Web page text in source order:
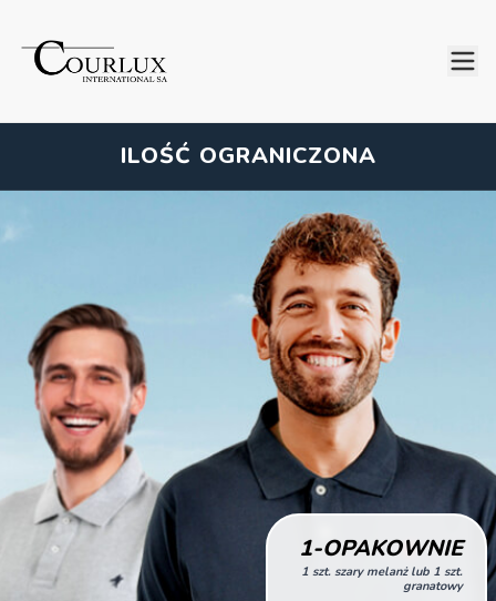
ILOŚĆ OGRANICZONA
1-OPAKOWNIE
1 szt. szary melanż lub 1 szt.
granatowy